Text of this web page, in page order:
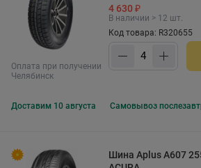
Оплата при получении
Челябинск
4 630 ₽
В наличии > 12 шт.
Код товара: R320655
Доставим 10 августа Самовывоз
Шина Aplus A607